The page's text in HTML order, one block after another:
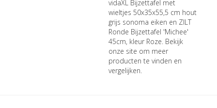
vidaXL Bijzettafel met
wieltjes 50x35x55,5 cm hout
grijs sonoma eiken en ZILT
Ronde Bijzettafel 'Michee'
45cm, kleur Roze. Bekijk
onze site om meer
producten te vinden en
vergelijken.